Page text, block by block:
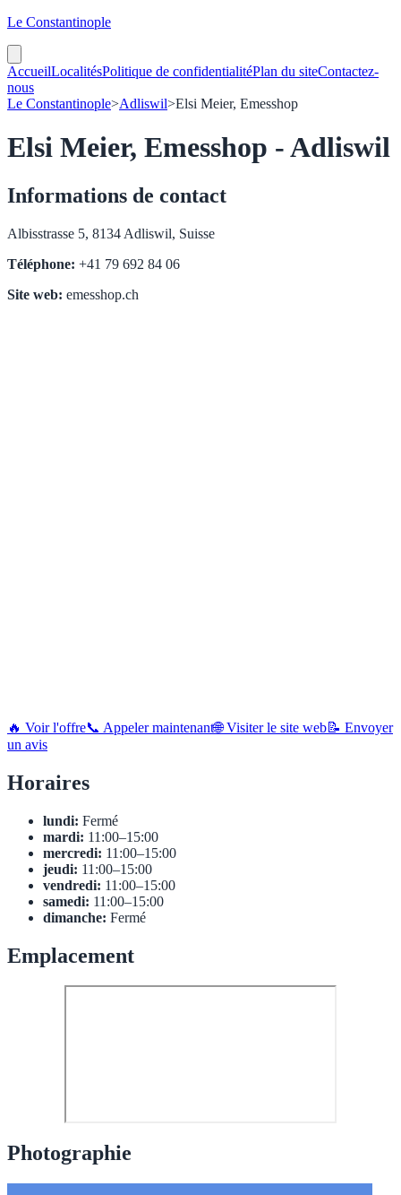
Le Constantinople
AccueilLocalitésPolitique de confidentialitéPlan du siteContactez-
nous
Le Constantinople>Adliswil>Elsi Meier, Emesshop
Elsi Meier, Emesshop - Adliswil
Informations de contact
Albisstrasse 5, 8134 Adliswil, Suisse
Téléphone: +41 79 692 84 06
Site web: emesshop.ch
🔥 Voir l'offre📞 Appeler maintenant🌐 Visiter le site web📝 Envoyer
un avis
Horaires
lundi: Fermé
mardi: 11:00–15:00
mercredi: 11:00–15:00
jeudi: 11:00–15:00
vendredi: 11:00–15:00
samedi: 11:00–15:00
dimanche: Fermé
Emplacement
Photographie